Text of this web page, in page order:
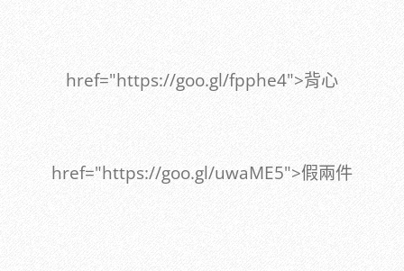
href="https://goo.gl/fpphe4">背心
href="https://goo.gl/uwaME5">假兩件